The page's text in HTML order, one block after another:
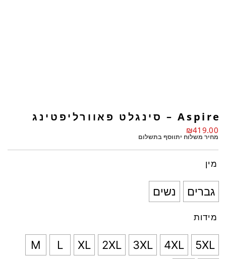
Aspire – סינגלט פאוורליפטינג
₪419.00
מחיר משלוח יתווסף בתשלום
מין
גברים נשים
מידות
5XL
4XL
3XL
2XL
XL
L
M